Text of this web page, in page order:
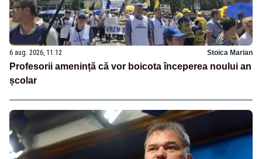
6 aug. 2026, 11:12 Stoica Marian
Profesorii amenință că vor boicota începerea noului an
școlar